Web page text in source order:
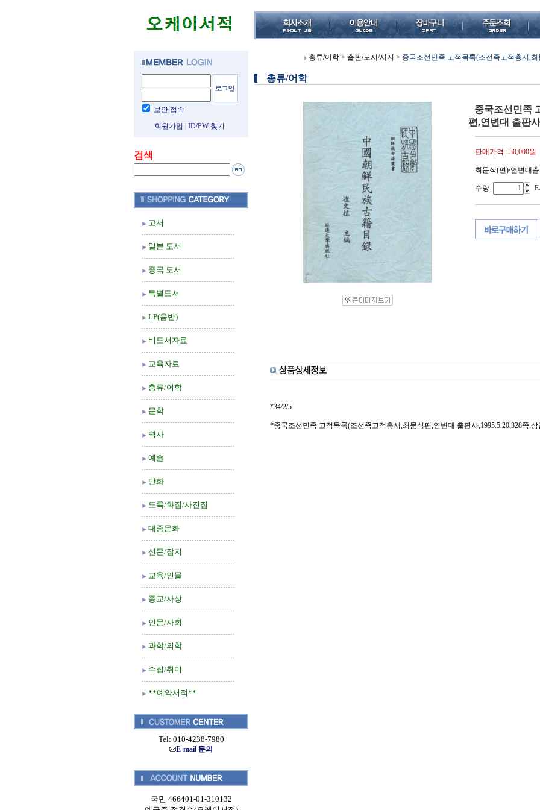
보안 접속
회원가입
ID/PW 찾기
검색
고서
일본 도서
중국 도서
특별도서
LP(음반)
비도서자료
교육자료
총류/어학
문학
역사
예술
만화
도록/화집/사진집
대중문화
신문/잡지
교육/인물
종교/사상
인문/사회
과학/의학
수집/취미
**예약서적**
Tel: 010-4238-7980
E-mail 문의
국민 466401-01-310132
총류/어학 > 출판/도서/서지 > 중국조선민족 고적목록(조선족고적총서,
총류/어학
중국조선민족
편,연변대 출판
판매가격 : 50,000원
최문식(편)/연변대
수량
*34/2/5
*중국조선민족 고적목록(조선족고적총서,최문식편,연변대 출판사,1995.5.20,328쪽,상